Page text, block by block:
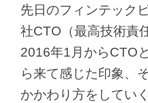
先日のフィンテック
社CTO（最高技術責
2016年1月からCTO
ら来て感じた印象、
かかわり方をしてい